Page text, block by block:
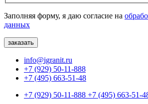
Заполняя форму, я даю согласие на
данных
info@igranit.ru
+7 (929) 50-11-888
+7 (495) 663-51-48
+7 (929) 50-11-888 +7 (495) 663-51-